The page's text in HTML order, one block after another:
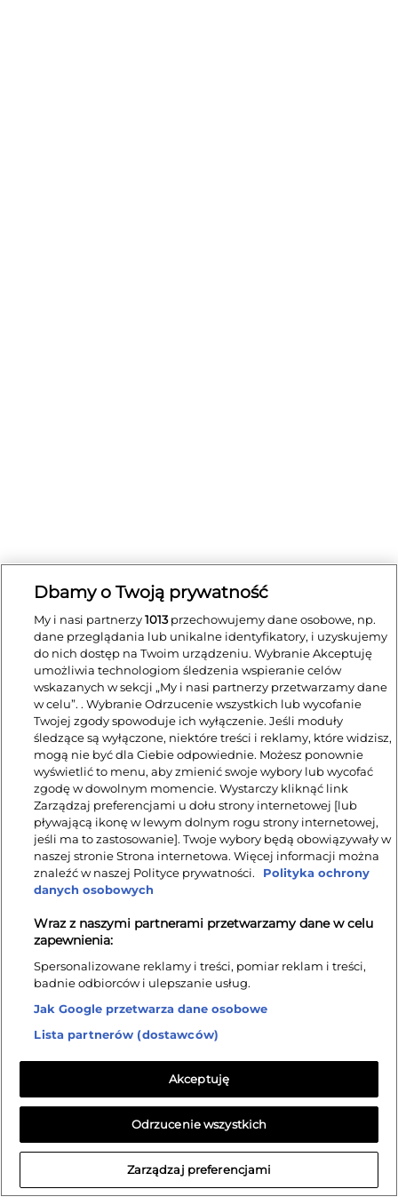
Dbamy o Twoją prywatność
My i nasi partnerzy1013przechowujemy dane osobowe, np.
dane przeglądania lub unikalne identyfikatory, i uzyskujemy
do nich dostęp na Twoim urządzeniu. Wybranie Akceptuję
umożliwia technologiom śledzenia wspieranie celów
wskazanych w sekcji „My i nasi partnerzy przetwarzamy dane
w celu”. . Wybranie Odrzucenie wszystkich lub wycofanie
Twojej zgody spowoduje ich wyłączenie. Jeśli moduły
śledzące są wyłączone, niektóre treści i reklamy, które widzisz,
mogą nie być dla Ciebie odpowiednie. Możesz ponownie
wyświetlić to menu, aby zmienić swoje wybory lub wycofać
zgodę w dowolnym momencie. Wystarczy kliknąć link
Zarządzaj preferencjami u dołu strony internetowej [lub
pływającą ikonę w lewym dolnym rogu strony internetowej,
jeśli ma to zastosowanie]. Twoje wybory będą obowiązywały w
naszej stronie Strona internetowa. Więcej informacji można
znaleźć w naszej Polityce prywatności.
Polityka ochrony
danych osobowych
Wraz z naszymi partnerami przetwarzamy dane w celu
zapewnienia:
Spersonalizowane reklamy i treści, pomiar reklam i treści,
badnie odbiorców i ulepszanie usług.
Jak Google przetwarza dane osobowe
Lista partnerów (dostawców)
Akceptuję
Odrzucenie wszystkich
Zarządzaj preferencjami